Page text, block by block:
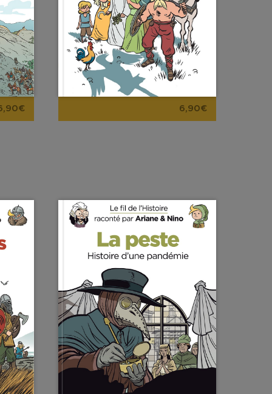
6,90€